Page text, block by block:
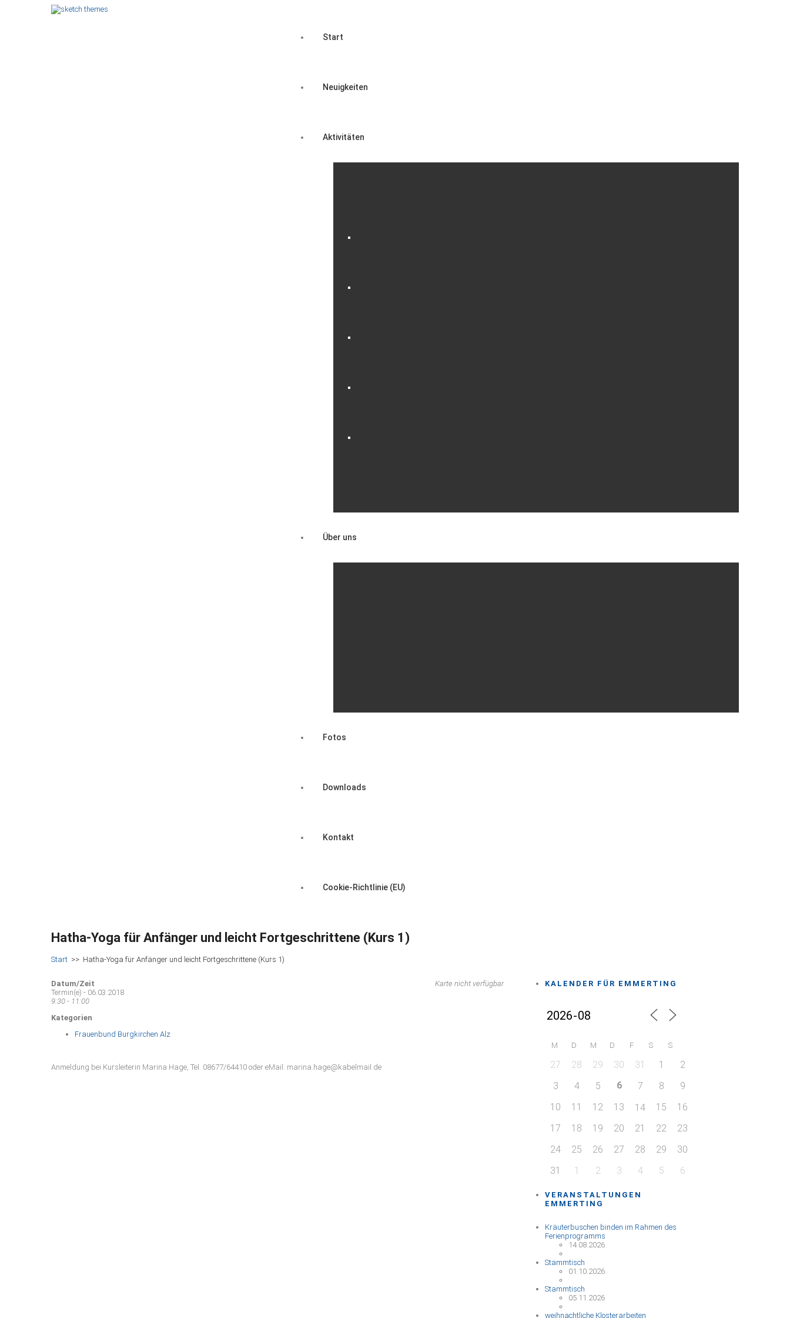
Start
Neuigkeiten
Aktivitäten
Über uns
Fotos
Downloads
Kontakt
Cookie-Richtlinie (EU)
Hatha-Yoga für Anfänger und leicht Fortgeschrittene (Kurs 1)
Start >> Hatha-Yoga für Anfänger und leicht Fortgeschrittene (Kurs 1)
Karte nicht verfügbar
Datum/Zeit
Termin(e) - 06.03.2018
9:30 - 11:00
Kategorien
Frauenbund Burgkirchen Alz
Anmeldung bei Kursleiterin Marina Hage, Tel. 08677/64410 oder eMail: marina.hage@kabelmail.de
KALENDER FÜR EMMERTING
M D M D F S S
27 28 29 30 31 1
2
3
4 5 6 7 8
9
10
11 12 13 14 15
16
17
18 19 20 21 22
23
24
25 26 27 28 29
30
31
1 2 3 4 5 6
VERANSTALTUNGEN
EMMERTING
Kräuterbuschen binden im Rahmen des
Ferienprogramms
14.08.2026
Stammtisch
01.10.2026
Stammtisch
05.11.2026
weihnachtliche Klosterarbeiten